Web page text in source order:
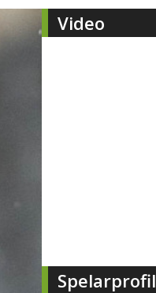
Video
Spelarprofil